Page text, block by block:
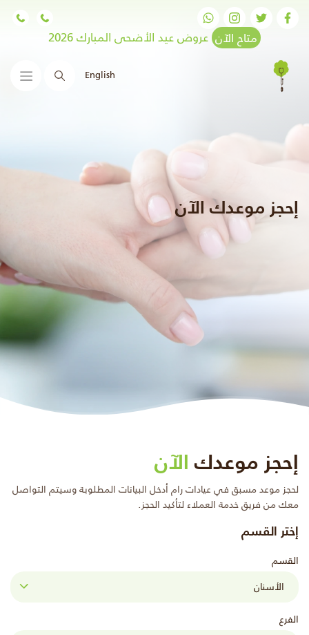
متاح الآن عروض عيد الأضحى المبارك 2026
English البحث
إحجز موعدك الآن
إحجز موعدكالآن
لحجز موعد مسبق في عيادات رام أدخل البيانات المطلوبة وسيتم التواصل
معك من فريق خدمة العملاء لتأكيد الحجز.
إختر القسم
القسم
الفرع